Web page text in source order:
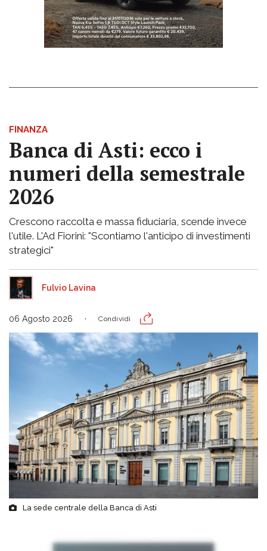
FINANZA
Banca di Asti: ecco i
numeri della semestrale
2026
Crescono raccolta e massa fiduciaria, scende invece
l'utile. L'Ad Fiorini: "Scontiamo l'anticipo di investimenti
strategici"
Fulvio Lavina
06 Agosto 2026 Condividi
La sede centrale della Banca di Asti